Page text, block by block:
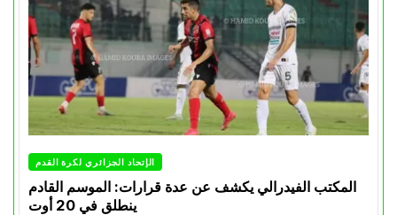
الإتحاد الجزائري لكرة القدم
المكتب الفيدرالي يكشف عن عدة قرارات: الموسم القادم
ينطلق في 20 أوت